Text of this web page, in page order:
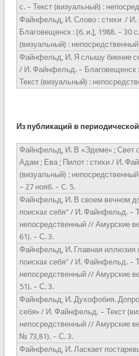
с. – Текст (визуальный) :
Файнфельд, И. Слово : стихи /
Благовещенск : [б. и.], 1988. – 30
(визуальный) :
Файнфельд, И. Я слышу биение
/ И. Файнфельд. – Благовещенск :
Текст (визуальный) :
Из публикаций в
Файнфельд, И. В «Эдеме» ; Свет
Адам ; Ева ; Пилот : стихи / И.
(визуальный) :
– 27 нояб. – C. 5.
Файнфельд, И. В своем вечном
поисках себя" / И. Файнфельд. –
непосредственный // Амурские
61). – С. 3.
Файнфельд, И. Главная иллюзия
поисках себя" / И. Файнфельд. –
непосредственный // Амурские
51). – С. 3.
Файнфельд, И. Духофобия.
себя» / И. Файнфельд. – Текст
непосредственный // Амурские
№ 73,81). – С. 3.
Файнфельд, И. Ласкает